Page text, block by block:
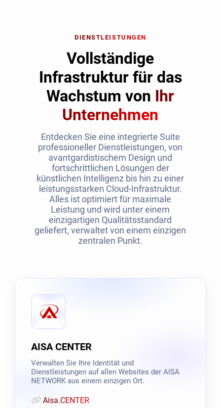
DIENSTLEISTUNGEN
Vollständige
Infrastruktur für das
Wachstum von Ihr
Unternehmen
Entdecken Sie eine integrierte Suite
professioneller Dienstleistungen, von
avantgardistischem Design und
fortschrittlichen Lösungen der
künstlichen Intelligenz bis hin zu einer
leistungsstarken Cloud-Infrastruktur.
Alles ist optimiert für maximale
Leistung und wird unter einem
einzigartigen Qualitätsstandard
geliefert, verwaltet von einem einzigen
zentralen Punkt.
AISA CENTER
Verwalten Sie Ihre Identität und
Dienstleistungen auf allen Websites der AISA
NETWORK aus einem einzigen Ort.
Aisa.CENTER